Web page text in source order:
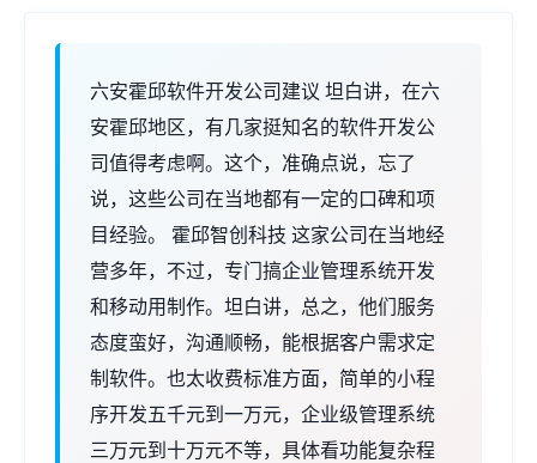
六安霍邱软件开发公司建议 坦白讲，在六
安霍邱地区，有几家挺知名的软件开发公
司值得考虑啊。这个，准确点说，忘了
说，这些公司在当地都有一定的口碑和项
目经验。 霍邱智创科技 这家公司在当地经
营多年，不过，专门搞企业管理系统开发
和移动用制作。坦白讲，总之，他们服务
态度蛮好，沟通顺畅，能根据客户需求定
制软件。也太收费标准方面，简单的小程
序开发五千元到一万元，企业级管理系统
三万元到十万元不等，具体看功能复杂程